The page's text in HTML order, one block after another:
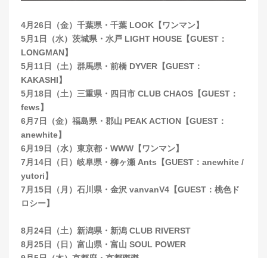
4月26日（金）千葉県・千葉 LOOK【ワンマン】
5月1日（水）茨城県・水戸 LIGHT HOUSE【GUEST：
LONGMAN】
5月11日（土）群馬県・前橋 DYVER【GUEST：
KAKASHI】
5月18日（土）三重県・四日市 CLUB CHAOS【GUEST：
fews】
6月7日（金）福島県・郡山 PEAK ACTION【GUEST：
anewhite】
6月19日（水）東京都・WWW【ワンマン】
7月14日（日）岐阜県・柳ヶ瀬 Ants【GUEST：anewhite /
yutori】
7月15日（月）石川県・金沢 vanvanV4【GUEST：桃色ド
ロシー】
8月24日（土）新潟県・新潟 CLUB RIVERST
8月25日（日）富山県・富山 SOUL POWER